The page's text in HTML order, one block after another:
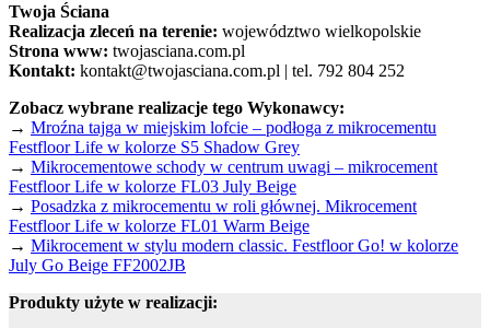
Twoja Ściana
Realizacja zleceń na terenie: województwo wielkopolskie
Strona www: twojasciana.com.pl
Kontakt: kontakt@twojasciana.com.pl | tel. 792 804 252
Zobacz wybrane realizacje tego Wykonawcy:
→ Mroźna tajga w miejskim lofcie – podłoga z mikrocementu
Festfloor Life w kolorze S5 Shadow Grey
→ Mikrocementowe schody w centrum uwagi – mikrocement
Festfloor Life w kolorze FL03 July Beige
→ Posadzka z mikrocementu w roli głównej. Mikrocement
Festfloor Life w kolorze FL01 Warm Beige
→ Mikrocement w stylu modern classic. Festfloor Go! w kolorze
July Go Beige FF2002JB
Produkty użyte w realizacji: